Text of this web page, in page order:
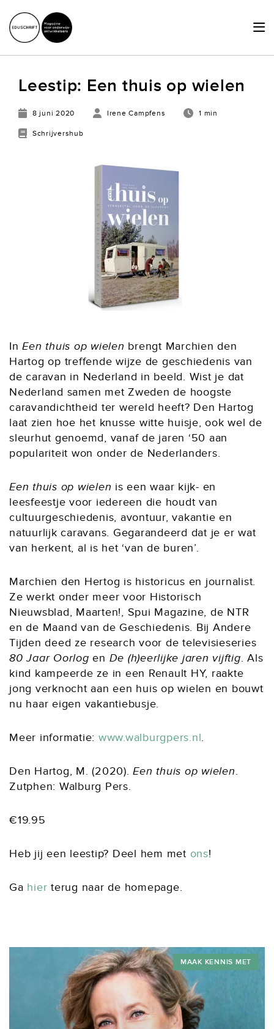
ACTUEEL
SCHRIJVERSHUB
Leestip: Een thuis op wielen
8 juni 2020 Irene Campfens 1 min
Schrijvershub
InEen thuis op wielen brengt Marchien den
Hartog op treffende wijze de geschiedenis van
de caravan in Nederland in beeld. Wist je dat
Nederland samen met Zweden de hoogste
caravandichtheid ter wereld heeft? Den Hartog
laat zien hoe het knusse witte huisje, ook wel de
sleurhut genoemd, vanaf de jaren ‘50 aan
populariteit won onder de Nederlanders.
Een thuis op wielen is een waar kijk- en
leesfeestje voor iedereen die houdt van
cultuurgeschiedenis, avontuur, vakantie en
natuurlijk caravans. Gegarandeerd dat je er wat
van herkent, al is het ‘van de buren’.
Marchien den Hertog is historicus en journalist.
Ze werkt onder meer voor Historisch
Nieuwsblad, Maarten!, Spui Magazine, de NTR
en de Maand van de Geschiedenis. Bij Andere
Tijden deed ze research voor de televisieseries
80 Jaar Oorlog en De (h)eerlijke jaren vijftig. Als
kind kampeerde ze in een Renault HY, raakte
jong verknocht aan een huis op wielen en bouwt
nu haar eigen vakantiebusje.
Meer informatie: www.walburgpers.nl.
Den Hartog, M. (2020).Een thuis op wielen.
Zutphen: Walburg Pers.
€19.95
Heb jij een leestip? Deel hem met ons!
Ga hier terug naar de homepage.
MAAK KENNIS MET